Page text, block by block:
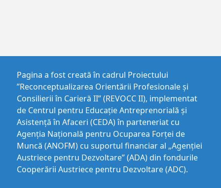
Pagina a fost creată în cadrul Proiectului
”Reconceptualizarea Orientării Profesionale și
Consilierii în Carieră II” (REVOCC II), implementat
de Centrul pentru Educaţie Antreprenorială şi
Asistenţă în Afaceri (CEDA) în parteneriat cu
Agenția Națională pentru Ocuparea Forței de
Muncă (ANOFM) cu suportul financiar al „Agenției
Austriece pentru Dezvoltare” (ADA) din fondurile
Cooperării Austriece pentru Dezvoltare (ADC).